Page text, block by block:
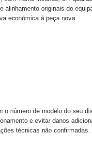
alinhamento originais do
económica à peça nova.
número de modelo do seu
e evitar danos
técnicas não confirmadas.